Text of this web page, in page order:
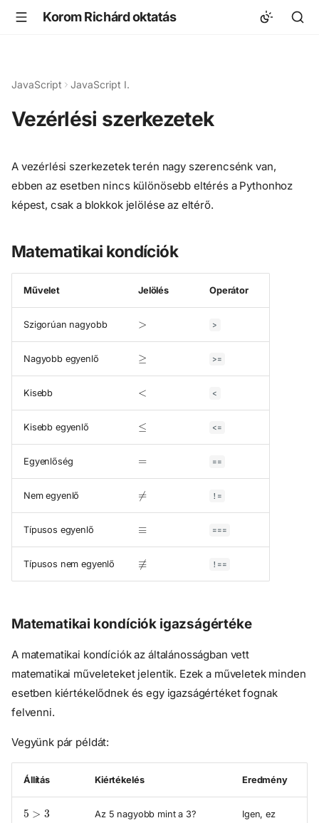
Korom Richárd oktatás
JavaScript JavaScript I.
Vezérlési szerkezetek
A vezérlési szerkezetek terén nagy szerencsénk van,
ebben az esetben nincs különösebb eltérés a Pythonhoz
képest, csak a blokkok jelölése az eltérő.
Matematikai kondíciók
Művelet Jelölés Operátor
Szigorúan nagyobb
>
>
Nagyobb egyenlő >=
Kisebb
<
<
Kisebb egyenlő <=
Egyenlőség ==
Nem egyenlő
≠
!=
Típusos egyenlő
≡
===
Típusos nem egyenlő
≢
!==
Matematikai kondíciók igazságértéke
A matematikai kondíciók az általánosságban vett
matematikai műveleteket jelentik. Ezek a műveletek minden
esetben kiértékelődnek és egy igazságértéket fognak
felvenni.
Vegyünk pár példát:
Állítás Kiértékelés Eredmény
Az 5 nagyobb mint a 3?
Igen, ez